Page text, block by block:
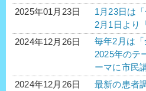
2025年01月23日
1月23日は
2月1日より
2024年12月26日
毎年2月は「
2025年のテ
ーマに市民
2024年12月26日
最新の患者